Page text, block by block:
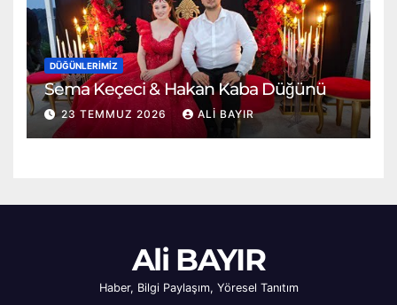
DÜĞÜNLERIMIZ
Sema Keçeci & Hakan Kaba Düğünü
23 TEMMUZ 2026 ALI BAYIR
Ali BAYIR
Haber, Bilgi Paylaşım, Yöresel Tanıtım